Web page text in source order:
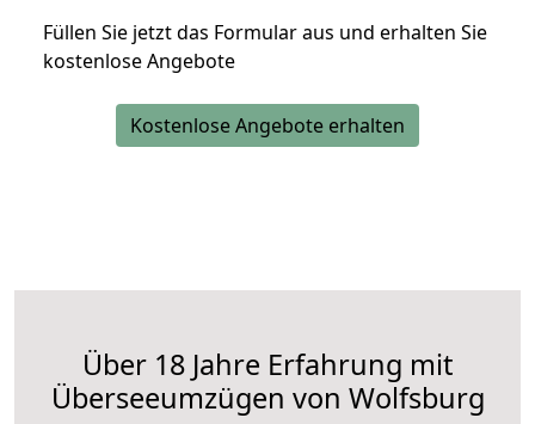
Füllen Sie jetzt das Formular aus und erhalten Sie
kostenlose Angebote
Kostenlose Angebote erhalten
Über 18 Jahre Erfahrung mit
Überseeumzügen von Wolfsburg